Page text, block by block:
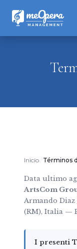
Inicio Términos
Data ultimo
ArtsCom
Armando Diaz
(RM), Italia —
I presenti